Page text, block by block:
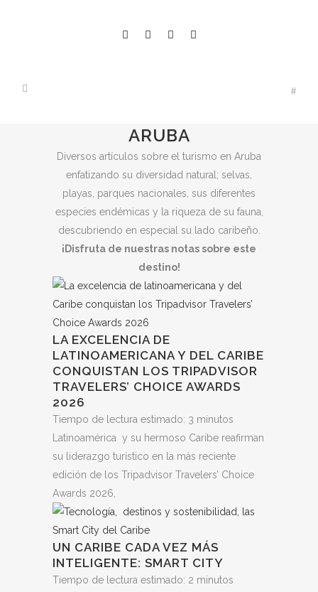
ARUBA
Diversos artículos sobre el turismo en Aruba
enfatizando su diversidad natural; selvas,
playas, parques nacionales, sus diferentes
especies endémicas y la riqueza de su fauna,
descubriendo en especial su lado caribeño.
¡Disfruta de nuestras notas sobre este
destino!
LA EXCELENCIA DE
LATINOAMERICANA Y DEL CARIBE
CONQUISTAN LOS TRIPADVISOR
TRAVELERS’ CHOICE AWARDS
2026
Tiempo de lectura estimado: 3 minutos
Latinoamérica y su hermoso Caribe reafirman
su liderazgo turístico en la más reciente
edición de los Tripadvisor Travelers’ Choice
Awards 2026,
UN CARIBE CADA VEZ MÁS
INTELIGENTE: SMART CITY
Tiempo de lectura estimado: 2 minutos